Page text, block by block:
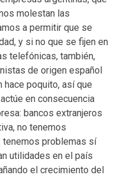
molestan las
a permitir que se
y si no que se fijen en
telefónicas, también,
de origen español
hace poquito, así que
en consecuencia
bancos extranjeros
no tenemos
tenemos problemas sí
utilidades en el país
el crecimiento del